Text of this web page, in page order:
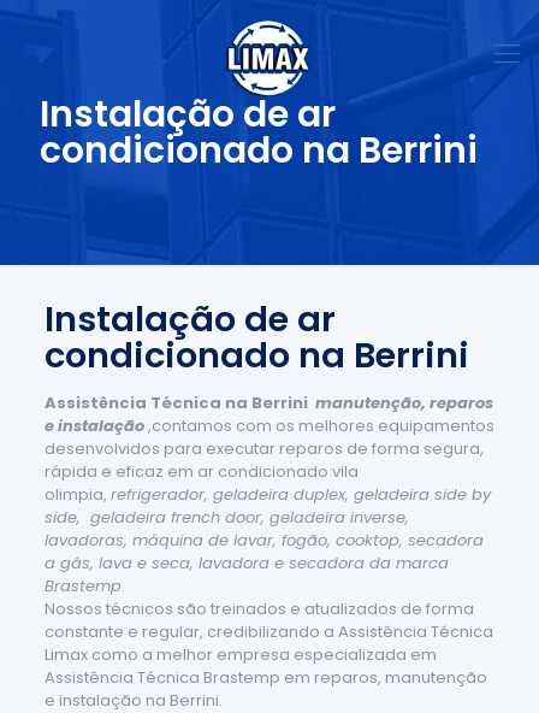
Instalação de ar
condicionado na Berrini
Instalação de ar
condicionado na Berrini
Assistência Técnica na Berrini manutenção, reparos
e instalação,contamos com os melhores equipamentos
desenvolvidos para executar reparos de forma segura,
rápida e eficaz em ar condicionado vila
olimpia, refrigerador, geladeira duplex, geladeira side by
side, geladeira french door, geladeira inverse,
lavadoras, máquina de lavar, fogão, cooktop, secadora
a gás, lava e seca, lavadora e secadora da marca
Brastemp.
Nossos técnicos são treinados e atualizados de forma
constante e regular, credibilizando a Assistência Técnica
Limax como a melhor empresa especializada em
Assistência Técnica Brastemp em reparos, manutenção
e instalação na Berrini.